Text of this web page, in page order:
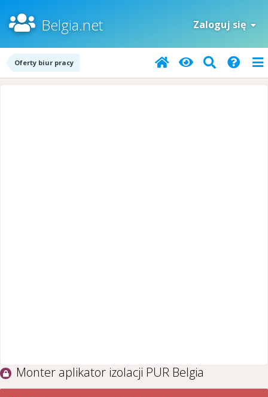
Belgia.net Zaloguj się
Oferty biur pracy
Monter aplikator izolacji PUR Belgia